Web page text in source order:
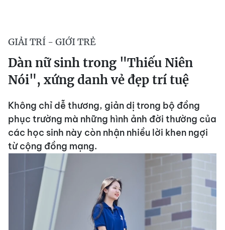
GIẢI TRÍ - GIỚI TRẺ
Dàn nữ sinh trong "Thiếu Niên
Nói", xứng danh vẻ đẹp trí tuệ
Không chỉ dễ thương, giản dị trong bộ đồng
phục trường mà những hình ảnh đời thường của
các học sinh này còn nhận nhiều lời khen ngợi
từ cộng đồng mạng.